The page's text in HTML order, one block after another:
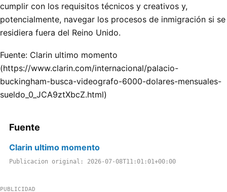
cumplir con los requisitos técnicos y creativos y,
potencialmente, navegar los procesos de inmigración si se
residiera fuera del Reino Unido.
Fuente: Clarin ultimo momento
(https://www.clarin.com/internacional/palacio-
buckingham-busca-videografo-6000-dolares-mensuales-
sueldo_0_JCA9ztXbcZ.html)
Fuente
Clarin ultimo momento
Publicacion original: 2026-07-08T11:01:01+00:00
PUBLICIDAD